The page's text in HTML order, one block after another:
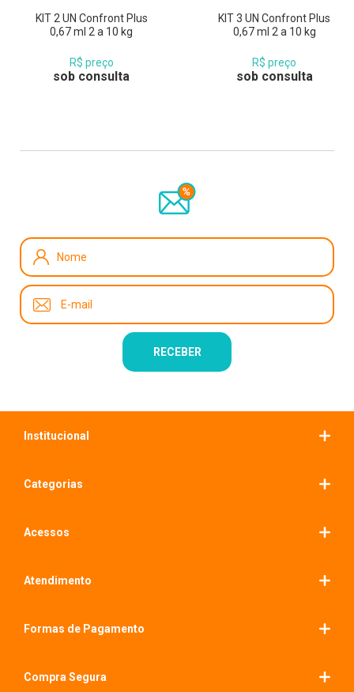
KIT 2 UN Confront Plus
0,67 ml 2 a 10 kg
R$ preço
sob consulta
KIT 3 UN Confront Plus
0,67 ml 2 a 10 kg
R$ preço
sob consulta
Institucional
Categorias
Acessos
Atendimento
Formas de Pagamento
Compra Segura